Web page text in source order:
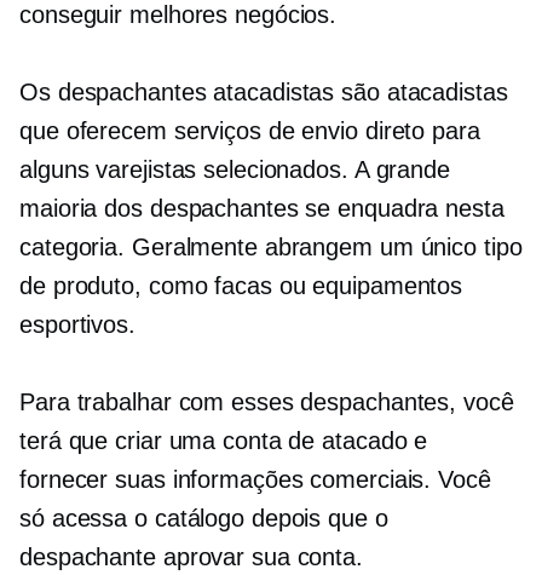
conseguir melhores negócios.
Os despachantes atacadistas são atacadistas
que oferecem serviços de envio direto para
alguns varejistas selecionados. A grande
maioria dos despachantes se enquadra nesta
categoria. Geralmente abrangem um único tipo
de produto, como facas ou equipamentos
esportivos.
Para trabalhar com esses despachantes, você
terá que criar uma conta de atacado e
fornecer suas informações comerciais. Você
só acessa o catálogo depois que o
despachante aprovar sua conta.